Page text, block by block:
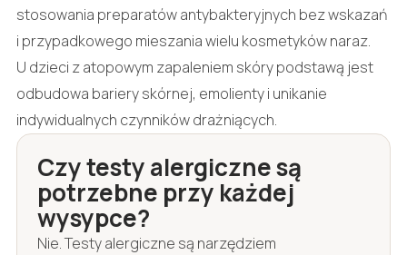
stosowania preparatów antybakteryjnych bez wskazań
i przypadkowego mieszania wielu kosmetyków naraz.
U dzieci z atopowym zapaleniem skóry podstawą jest
odbudowa bariery skórnej, emolienty i unikanie
indywidualnych czynników drażniących.
Czy testy alergiczne są
potrzebne przy każdej
wysypce?
Nie. Testy alergiczne są narzędziem